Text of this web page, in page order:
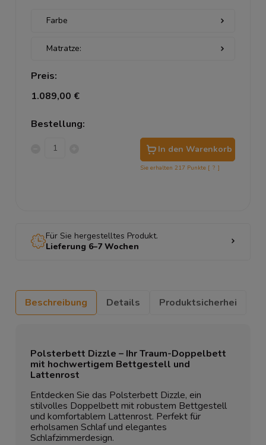
Preis:
1.089,00 €
Bestellung:
In den Warenkorb
Sie erhalten 217 Punkte [ ? ]
Für Sie hergestelltes Produkt.
Lieferung 6–7 Wochen
Beschreibung Details Produktsicherhei
Polsterbett Dizzle – Ihr Traum-Doppelbett
mit hochwertigem Bettgestell und
Lattenrost
Entdecken Sie das Polsterbett Dizzle, ein
stilvolles Doppelbett mit robustem Bettgestell
und komfortablem Lattenrost. Perfekt für
erholsamen Schlaf und elegantes
Schlafzimmerdesign.